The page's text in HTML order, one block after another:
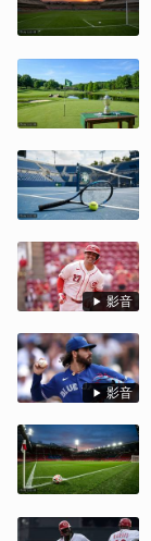
影音
影音